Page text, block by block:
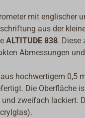
mit englischer
aus der
ALTITUDE 838. Diese
Abmessungen
hochwertigem 0,5
Die Oberfläche
zweifach lackiert.